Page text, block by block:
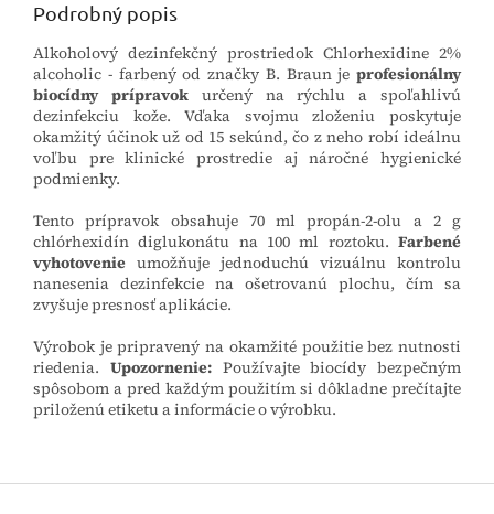
Podrobný popis
Alkoholový dezinfekčný prostriedok Chlorhexidine 2%
alcoholic - farbený od značky B. Braun je profesionálny
biocídny prípravokurčený na rýchlu a spoľahlivú
dezinfekciu kože. Vďaka svojmu zloženiu poskytuje
okamžitý účinok už od 15 sekúnd, čo z neho robí ideálnu
voľbu pre klinické prostredie aj náročné hygienické
podmienky.
Tento prípravok obsahuje 70 ml propán-2-olu a 2 g
chlórhexidín diglukonátu na 100 ml roztoku. Farbené
vyhotovenie umožňuje jednoduchú vizuálnu kontrolu
nanesenia dezinfekcie na ošetrovanú plochu, čím sa
zvyšuje presnosť aplikácie.
Výrobok je pripravený na okamžité použitie bez nutnosti
riedenia. Upozornenie:Používajte biocídy bezpečným
spôsobom a pred každým použitím si dôkladne prečítajte
priloženú etiketu a informácie o výrobku.